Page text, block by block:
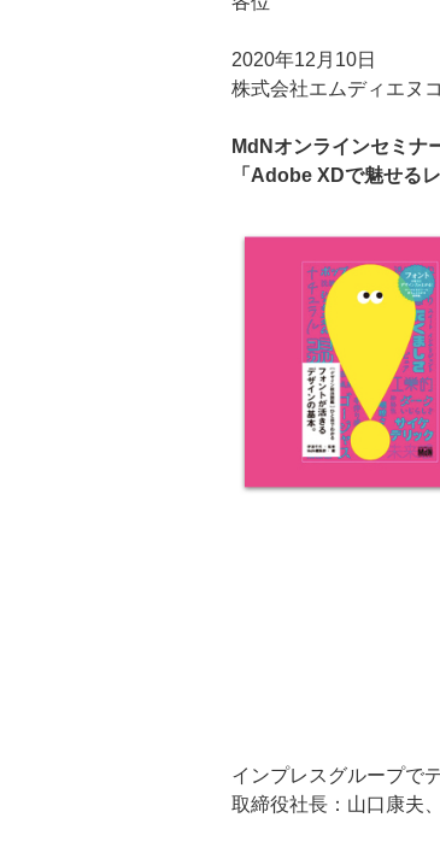
2020年12月10日
株式会社エムディエヌ
MdNオンラインセミナ
「Adobe XDで魅せる
インプレスグループで
取締役社長：山口康夫